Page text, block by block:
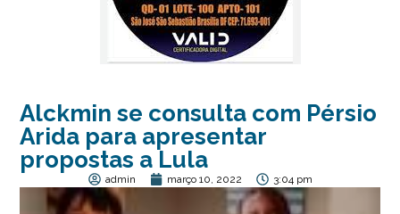
Alckmin se consulta com Pérsio
Arida para apresentar
propostas a Lula
admin março 10, 2022 3:04 pm